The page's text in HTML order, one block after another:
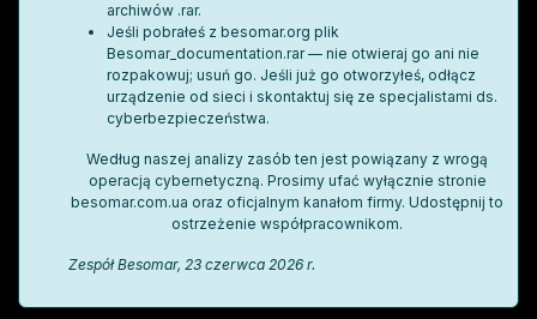
archiwów .rar.
Jeśli pobrałeś z besomar.org plik
Besomar_documentation.rar — nie otwieraj go ani nie
rozpakowuj; usuń go. Jeśli już go otworzyłeś, odłącz
urządzenie od sieci i skontaktuj się ze specjalistami ds.
cyberbezpieczeństwa.
Według naszej analizy zasób ten jest powiązany z wrogą
operacją cybernetyczną. Prosimy ufać wyłącznie stronie
besomar.com.ua oraz oficjalnym kanałom firmy. Udostępnij to
ostrzeżenie współpracownikom.
Zespół Besomar, 23 czerwca 2026 r.